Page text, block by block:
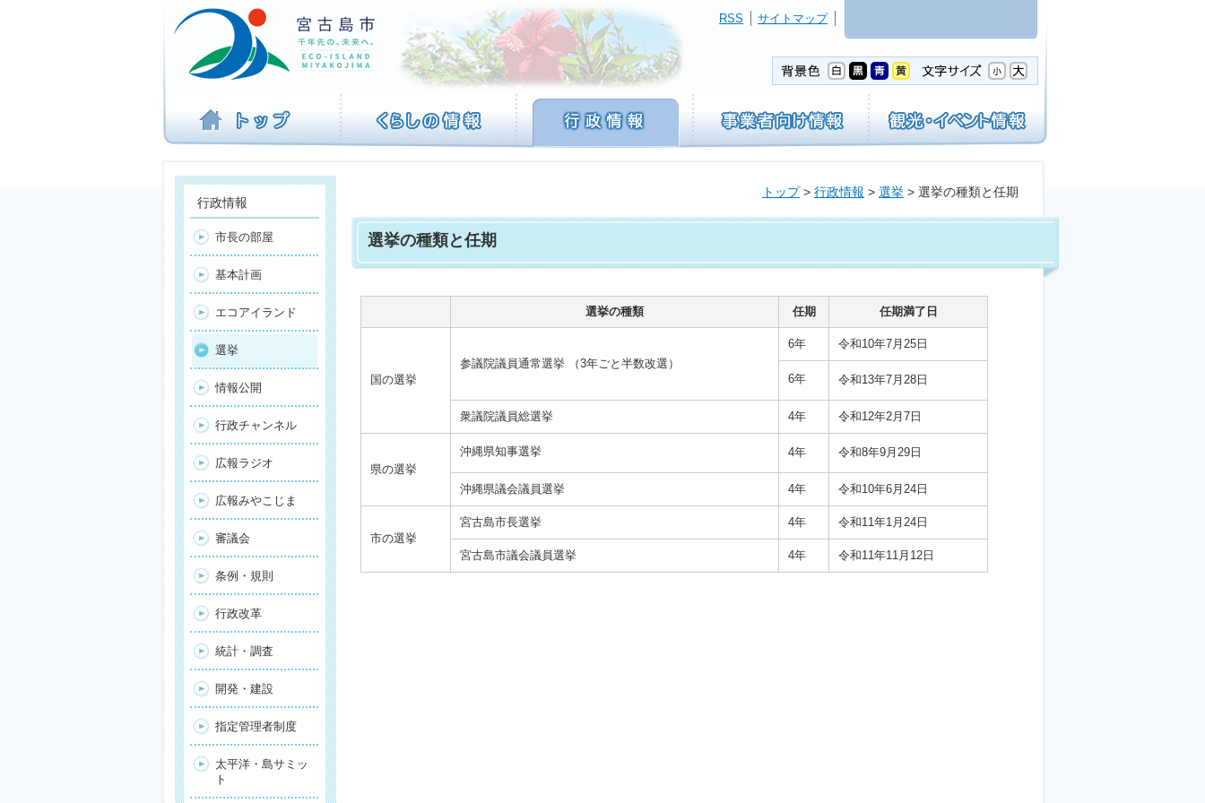
ビ
を
ば
す
サイトマップ
RSS
トップ> 行政情報 > 選挙 > 選挙の種類と任期
選挙の種類と任期
選挙の種類 任期 任期満了日
国の選挙
参議院議員通常選挙 （3年ごと半数改選）
6年 令和10年7月25日
6年 令和13年7月28日
衆議院議員総選挙 4年 令和12年2月7日
県の選挙
沖縄県知事選挙 4年 令和8年9月29日
沖縄県議会議員選挙 4年 令和10年6月24日
市の選挙
宮古島市長選挙 4年 令和11年1月24日
宮古島市議会議員選挙 4年 令和11年11月12日
行政情報
市長の部屋
基本計画
エコアイランド
選挙
情報公開
行政チャンネル
広報ラジオ
広報みやこじま
審議会
条例・規則
行政改革
統計・調査
開発・建設
指定管理者制度
太平洋・島サミッ
ト